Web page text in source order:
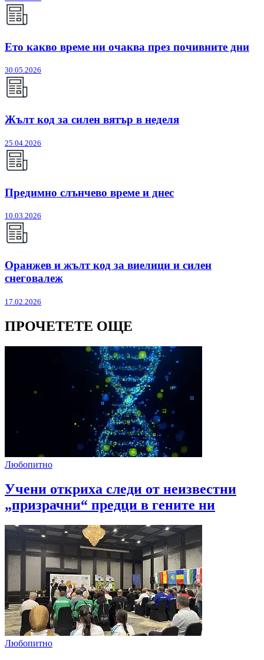
Ето какво време ни очаква през почивните дни
30.05.2026
Жълт код за силен вятър в неделя
25.04.2026
Предимно слънчево време и днес
10.03.2026
Оранжев и жълт код за виелици и силен
снеговалеж
17.02.2026
ПРОЧЕТЕТЕ ОЩЕ
Любопитно
Учени откриха следи от неизвестни
„призрачни“ предци в гените ни
Любопитно